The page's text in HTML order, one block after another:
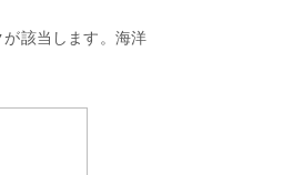
該当します。海洋